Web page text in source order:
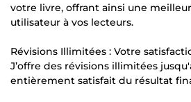
votre livre, offrant ainsi une
utilisateur à vos lecteurs.
Révisions Illimitées : Votre
J’offre des révisions illimitées
entièrement satisfait du résultat